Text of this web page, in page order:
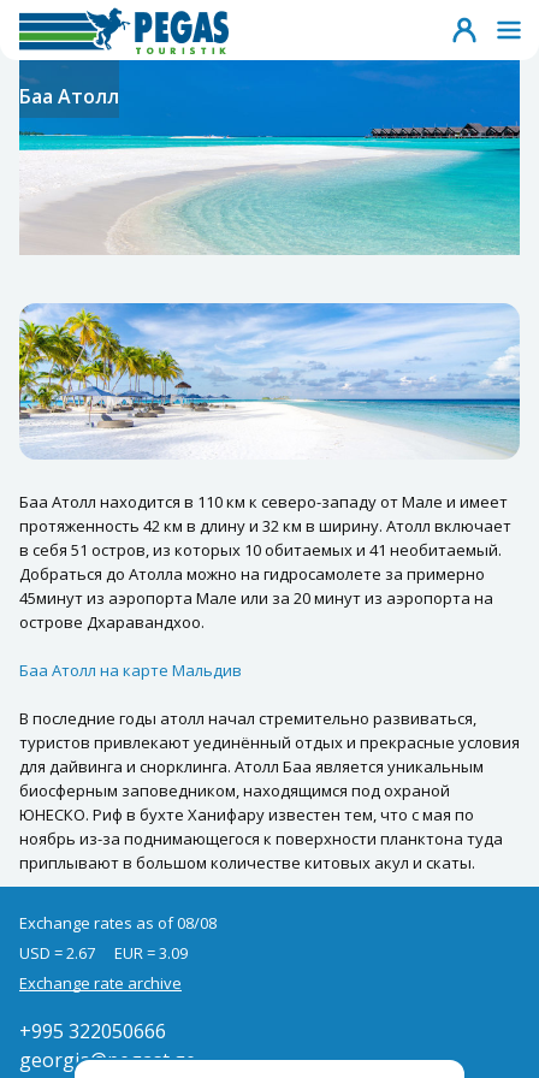
Баа Атолл
Баа Атолл находится в 110 км к северо-западу от Мале и имеет
протяженность 42 км в длину и 32 км в ширину. Атолл включает
в себя 51 остров, из которых 10 обитаемых и 41 необитаемый.
Добраться до Атолла можно на гидросамолете за примерно
45минут из аэропорта Мале или за 20 минут из аэропорта на
острове Дхаравандхоо.
Баа Атолл на карте Мальдив
В последние годы атолл начал стремительно развиваться,
туристов привлекают уединённый отдых и прекрасные условия
для дайвинга и снорклинга. Атолл Баа является уникальным
биосферным заповедником, находящимся под охраной
ЮНЕСКО. Риф в бухте Ханифару известен тем, что с мая по
ноябрь из-за поднимающегося к поверхности планктона туда
приплывают в большом количестве китовых акул и скаты.
Exchange rates as of 08/08
USD = 2.67
EUR = 3.09
Exchange rate archive
+995 322050666
georgia@pegast.ge